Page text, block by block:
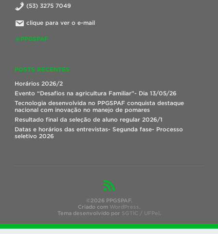
(53) 3275 7049
clique para ver o e-mail
@PPGSPAF
POSTS RECENTES
Horários 2026/2
Evento “Desafios na agricultura Familiar”- Dia 13/05/26
Tecnologia desenvolvida no PPGSPAF conquista destaque
nacional com inovação no manejo de pomares
Resultado final da seleção de aluno regular 2026/1
Datas e horários das entrevistas- Segunda fase- Processo
seletivo 2026
©2026 PPGSPAF.
Criado com WordPress.
Tema desenvolvido por SGTIC / UFPel.